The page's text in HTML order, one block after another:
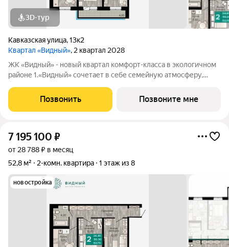
3D-тур
Кавказская улица,13к2
Квартал «Видный», 2 квартал 2028
ЖК «Видный» - новый квартал комфорт-класса в экологичном
районе 1.«Видный» сочетает в себе семейную атмосферу,
дома. 2.В шаговой доступности находятся школы, детские
сады, медицинские
Позвонить Позвоните мне
7 195 100 ₽
от 28 788 ₽ в месяц
52,8 м²
2-комн. квартира 1 этаж из 8
новостройка